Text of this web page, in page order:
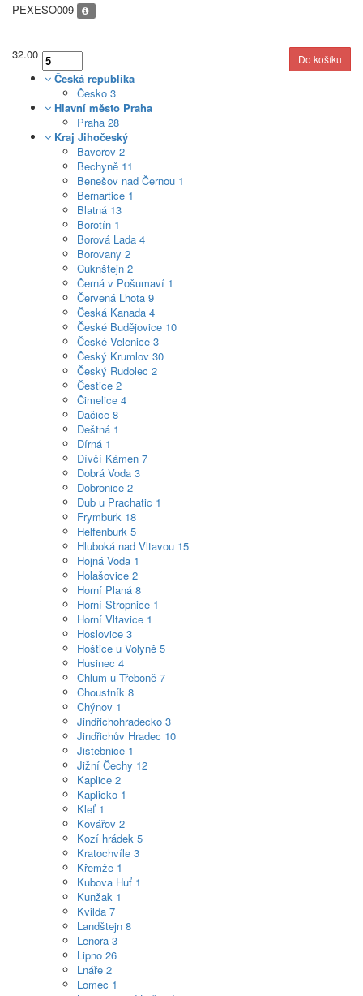
PEXESO009
32.00
Česká republika
Česko 3
Hlavní město Praha
Praha 28
Kraj Jihočeský
Bavorov 2
Bechyně 11
Benešov nad Černou 1
Bernartice 1
Blatná 13
Borotín 1
Borová Lada 4
Borovany 2
Cuknštejn 2
Černá v Pošumaví 1
Červená Lhota 9
Česká Kanada 4
České Budějovice 10
České Velenice 3
Český Krumlov 30
Český Rudolec 2
Čestice 2
Čimelice 4
Dačice 8
Deštná 1
Dírná 1
Dívčí Kámen 7
Dobrá Voda 3
Dobronice 2
Dub u Prachatic 1
Frymburk 18
Helfenburk 5
Hluboká nad Vltavou 15
Hojná Voda 1
Holašovice 2
Horní Planá 8
Horní Stropnice 1
Horní Vltavice 1
Hoslovice 3
Hoštice u Volyně 5
Husinec 4
Chlum u Třeboně 7
Choustník 8
Chýnov 1
Jindřichohradecko 3
Jindřichův Hradec 10
Jistebnice 1
Jižní Čechy 12
Kaplice 2
Kaplicko 1
Kleť 1
Kovářov 2
Kozí hrádek 5
Kratochvíle 3
Křemže 1
Kubova Huť 1
Kunžak 1
Kvilda 7
Landštejn 8
Lenora 3
Lipno 26
Lnáře 2
Lomec 1